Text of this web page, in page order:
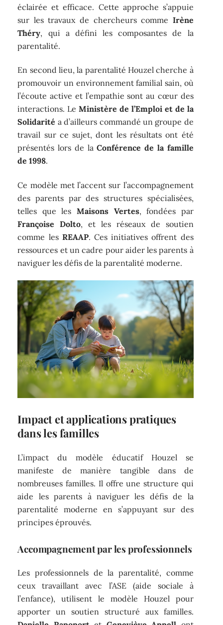
éclairée et efficace. Cette approche s’appuie
sur les travaux de chercheurs comme Irène
Théry, qui a défini les composantes de la
parentalité.
En second lieu, la parentalité Houzel cherche à
promouvoir un environnement familial sain, où
l’écoute active et l’empathie sont au cœur des
interactions. LeMinistère de l’Emploi et de la
Solidarité a d’ailleurs commandé un groupe de
travail sur ce sujet, dont les résultats ont été
présentés lors de laConférence de la famille
de 1998.
Ce modèle met l’accent sur l’accompagnement
des parents par des structures spécialisées,
telles que les Maisons Vertes, fondées par
Françoise Dolto, et les réseaux de soutien
comme les REAAP. Ces initiatives offrent des
ressources et un cadre pour aider les parents à
naviguer les défis de la parentalité moderne.
Impact et applications pratiques
dans les familles
L’impact du modèle éducatif Houzel se
manifeste de manière tangible dans de
nombreuses familles. Il offre une structure qui
aide les parents à naviguer les défis de la
parentalité moderne en s’appuyant sur des
principes éprouvés.
Accompagnement par les professionnels
Les professionnels de la parentalité, comme
ceux travaillant avec l’ASE (aide sociale à
l’enfance), utilisent le modèle Houzel pour
apporter un soutien structuré aux familles.